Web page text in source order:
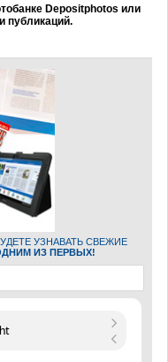
Depositphotos или
публикаций.
УЗНАВАТЬ СВЕЖИЕ
ИЗ ПЕРВЫХ!